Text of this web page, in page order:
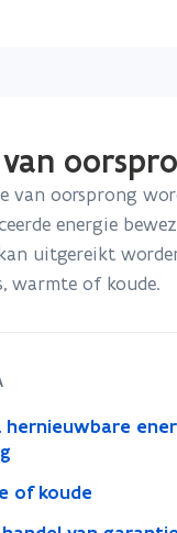
gaan
van oorsprong
energie
uitgereikt
warmte of koude.
of koude